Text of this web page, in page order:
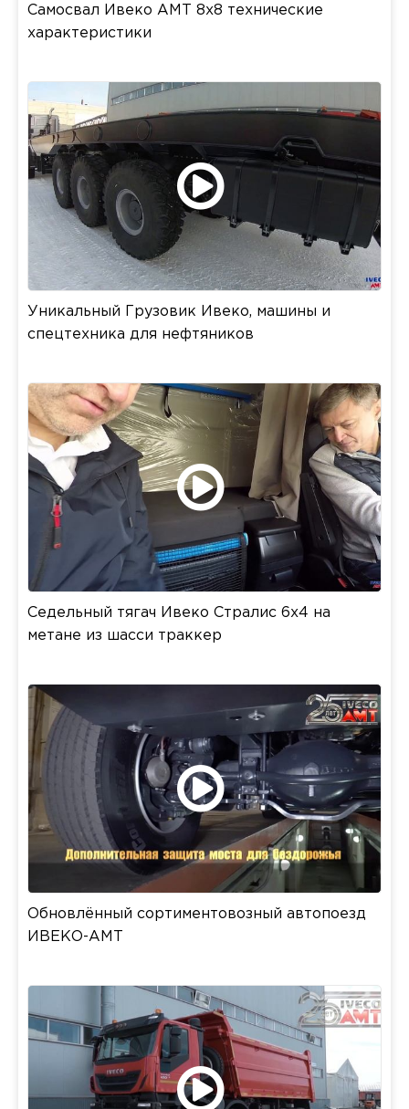
Самосвал Ивеко АМТ 8х8 технические
характеристики
Уникальный Грузовик Ивеко, машины и
спецтехника для нефтяников
Седельный тягач Ивеко Стралис 6х4 на
метане из шасси траккер
Обновлённый сортиментовозный автопоезд
ИВЕКО-АМТ